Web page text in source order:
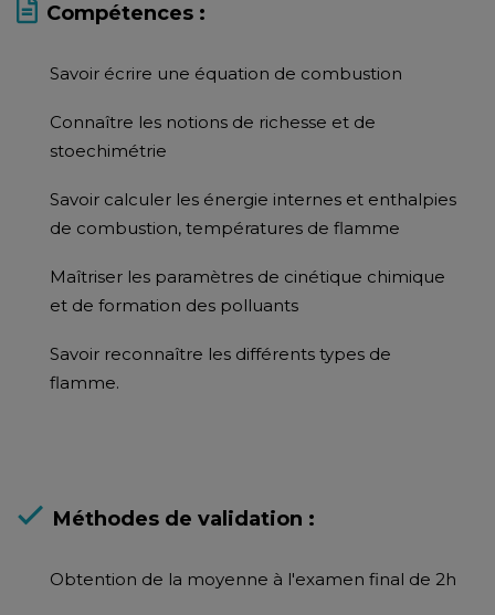
Compétences :
Savoir écrire une équation de combustion
Connaître les notions de richesse et de
stoechimétrie
Savoir calculer les énergie internes et enthalpies
de combustion, températures de flamme
Maîtriser les paramètres de cinétique chimique
et de formation des polluants
Savoir reconnaître les différents types de
flamme.
Méthodes de validation :
Obtention de la moyenne à l'examen final de 2h